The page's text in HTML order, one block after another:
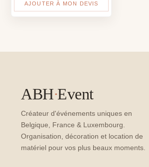
AJOUTER À MON DEVIS
ABH·Event
Créateur d'événements uniques en
Belgique, France & Luxembourg.
Organisation, décoration et location de
matériel pour vos plus beaux moments.